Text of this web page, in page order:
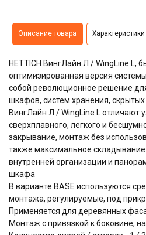
Описание товара Характеристики
HETTICH ВингЛайн Л / WingLine L,
оптимизированная версия
собой революционное решение
шкафов, систем хранения,
ВингЛайн Л / WingLine L отличают
сверхплавного, легкого и
закрывание, монтаж без
также максимальное
внутренней организации и
шкафа
В варианте BASE используются
монтажа, регулируемые, под
Применяется для деревянных
Монтаж с привязкой к боковине,